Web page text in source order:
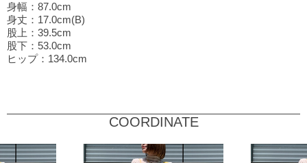
身幅：87.0cm
身丈：17.0cm(B)
股上：39.5cm
股下：53.0cm
ヒップ：134.0cm
COORDINATE